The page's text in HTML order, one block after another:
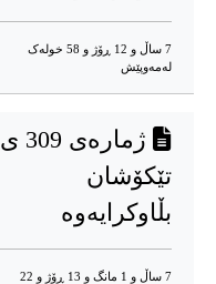
7 ساڵ و 12 ڕۆژ و 58 خوله‌ک
له‌مه‌وپێش‌
ژمارەی 309 ی
تێکۆشان
بڵاوکرایەوە
7 ساڵ و 1 مانگ و 13 ڕۆژ و 22